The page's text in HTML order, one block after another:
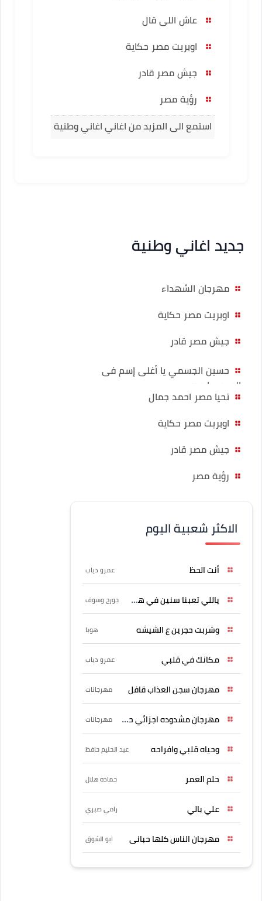
عاش اللى قال
اوبريت مصر حكاية
جيش مصر قادر
رؤية مصر
استمع الى المزيد من اغاني اغاني وطنية
جديد اغاني وطنية
مهرجان الشهداء
اوبريت مصر حكاية
جيش مصر قادر
حسين الجسمي يا أغلى إسم فى
الوجود يا مصر
تحيا مصر احمد جمال
اوبريت مصر حكاية
جيش مصر قادر
رؤية مصر
الاكثر شعبية اليوم
أنت الحظ عمرو دياب
ياللي تعبنا سنين في هواه جورج وسوف
وشربت حجرين ع الشيشه هوبا
مكانك في قلبي عمرو دياب
مهرجان سجن العذاب قافل مهرجانات
مهرجان مشدوده اجزائي حربونى مهرجانات
وحياه قلبي وافراحه عبد الحليم حافظ
حلم العمر حماده هلال
علي بالي رامي صبري
مهرجان الناس كلها حبانى ابو الشوق